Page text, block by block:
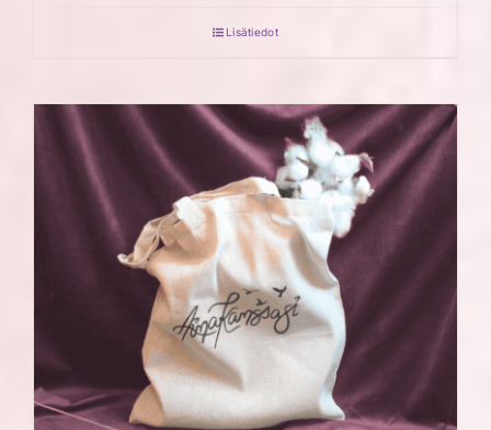
Lisätiedot